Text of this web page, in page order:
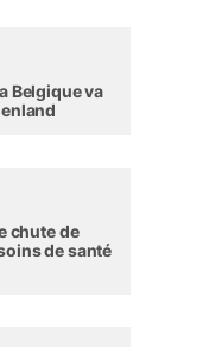
Belgique va
chute de
de santé